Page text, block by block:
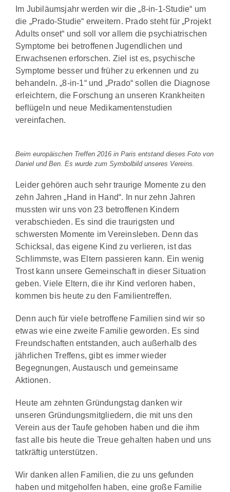
Im Jubiläumsjahr werden wir die „8-in-1-Studie“ um
die „Prado-Studie“ erweitern. Prado steht für „Projekt
Adults onset“ und soll vor allem die psychiatrischen
Symptome bei betroffenen Jugendlichen und
Erwachsenen erforschen. Ziel ist es, psychische
Symptome besser und früher zu erkennen und zu
behandeln. „8-in-1“ und „Prado“ sollen die Diagnose
erleichtern, die Forschung an unseren Krankheiten
beflügeln und neue Medikamentenstudien
vereinfachen.
Beim europäischen Treffen 2016 in Paris entstand dieses Foto von
Daniel und Ben. Es wurde zum Symbolbild unseres Vereins.
Leider gehören auch sehr traurige Momente zu den
zehn Jahren „Hand in Hand“. In nur zehn Jahren
mussten wir uns von 23 betroffenen Kindern
verabschieden. Es sind die traurigsten und
schwersten Momente im Vereinsleben. Denn das
Schicksal, das eigene Kind zu verlieren, ist das
Schlimmste, was Eltern passieren kann. Ein wenig
Trost kann unsere Gemeinschaft in dieser Situation
geben. Viele Eltern, die ihr Kind verloren haben,
kommen bis heute zu den Familientreffen.
Denn auch für viele betroffene Familien sind wir so
etwas wie eine zweite Familie geworden. Es sind
Freundschaften entstanden, auch außerhalb des
jährlichen Treffens, gibt es immer wieder
Begegnungen, Austausch und gemeinsame
Aktionen.
Heute am zehnten Gründungstag danken wir
unseren Gründungsmitgliedern, die mit uns den
Verein aus der Taufe gehoben haben und die ihm
fast alle bis heute die Treue gehalten haben und uns
tatkräftig unterstützen.
Wir danken allen Familien, die zu uns gefunden
haben und mitgeholfen haben, eine große Familie